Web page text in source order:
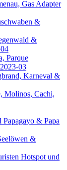
Gas Adapter
&
&
Parque
03
Karneval &
Molinos, Cachi,
& Papa
&
Hotspot und